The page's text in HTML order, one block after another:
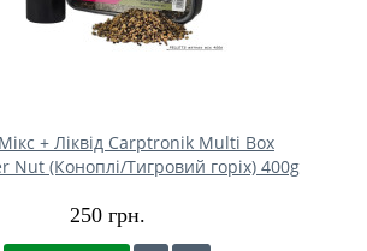
+ Ліквід Carptronik Multi Box
Nut (Коноплі/Тигровий горіх) 400g
250 грн.